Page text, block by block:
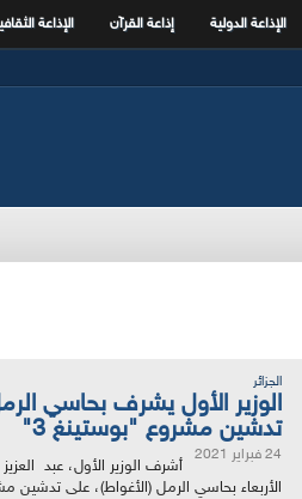
الإذاعة الدولية إذاعة القرآن الإذاعة
الجزائر
الوزير الأول يشرف بحاسي
تدشين مشروع "بوستينغ 3"
24 فبراير 2021
أشرف الوزير الأول، عبد العزيز
الأربعاء بحاسي الرمل (الأغواط)، على تدشين